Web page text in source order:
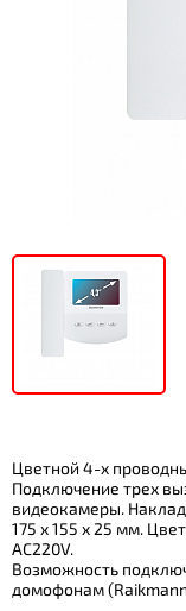
Цветной 4-x
Подключение трех
видеокамеры.
175 х 155 х 25 мм.
AC220V.
Возможность
домофонам